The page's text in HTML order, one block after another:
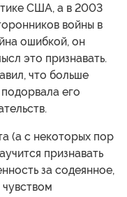
США, а в 2003
войны в
ошибкой, он
это признавать.
что больше
его
(а с некоторых пор
признавать
за содеянное,